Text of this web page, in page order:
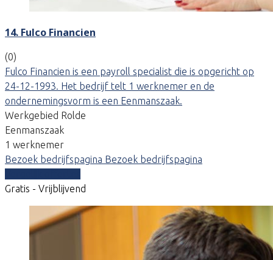
14. Fulco Financien
(0)
Fulco Financien is een payroll specialist die is opgericht op
24-12-1993. Het bedrijf telt 1 werknemer en de
ondernemingsvorm is een Eenmanszaak.
Werkgebied Rolde
Eenmanszaak
1 werknemer
Bezoek bedrijfspagina Bezoek bedrijfspagina
Gratis - Vrijblijvend